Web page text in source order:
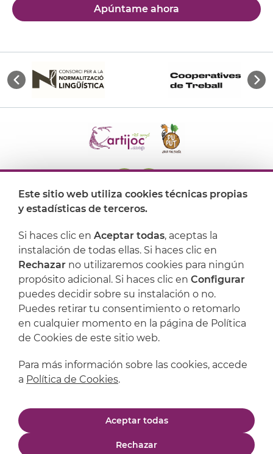
Apúntame ahora
Dónde encontrarnos
Artijoc
Soporte
Política de privacidad
Este sitio web utiliza cookies técnicas propias
y estadísticas de terceros.
Si haces clic en Aceptar todas, aceptas la
instalación de todas ellas. Si haces clic en
Rechazar no utilizaremos cookies para ningún
propósito adicional. Si haces clic en Configurar
puedes decidir sobre su instalación o no.
Puedes retirar tu consentimiento o retomarlo
en cualquier momento en la página de Política
de Cookies de este sitio web.
Para más información sobre las cookies, accede
a Política de Cookies.
Aceptar todas
Rechazar